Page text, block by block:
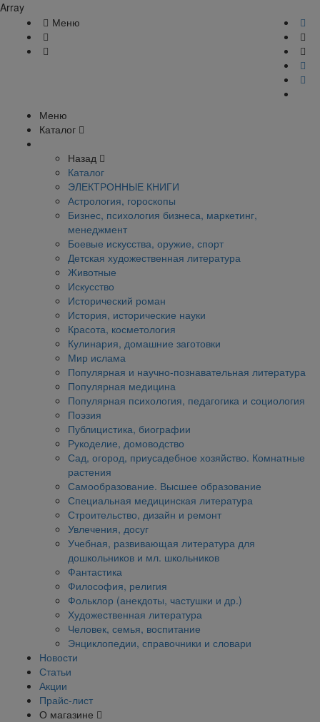
Array
Меню
Меню
Каталог
Назад
Каталог
ЭЛЕКТРОННЫЕ КНИГИ
Астрология, гороскопы
Бизнес, психология бизнеса, маркетинг,
менеджмент
Боевые искусства, оружие, спорт
Детская художественная литература
Животные
Искусство
Исторический роман
История, исторические науки
Красота, косметология
Кулинария, домашние заготовки
Мир ислама
Популярная и научно-познавательная литература
Популярная медицина
Популярная психология, педагогика и социология
Поэзия
Публицистика, биографии
Рукоделие, домоводство
Сад, огород, приусадебное хозяйство. Комнатные
растения
Самообразование. Высшее образование
Специальная медицинская литература
Строительство, дизайн и ремонт
Увлечения, досуг
Учебная, развивающая литература для
дошкольников и мл. школьников
Фантастика
Философия, религия
Фольклор (анекдоты, частушки и др.)
Художественная литература
Человек, семья, воспитание
Энциклопедии, справочники и словари
Новости
Статьи
Акции
Прайс-лист
О магазине